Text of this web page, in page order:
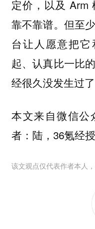
定价，以及 Arm
靠不靠谱。 但至
台让人愿意把
起、认真比一比
经很久没发生过了
本文来自微信公
者：陆，36氪经授
该文观点仅代表作者本人